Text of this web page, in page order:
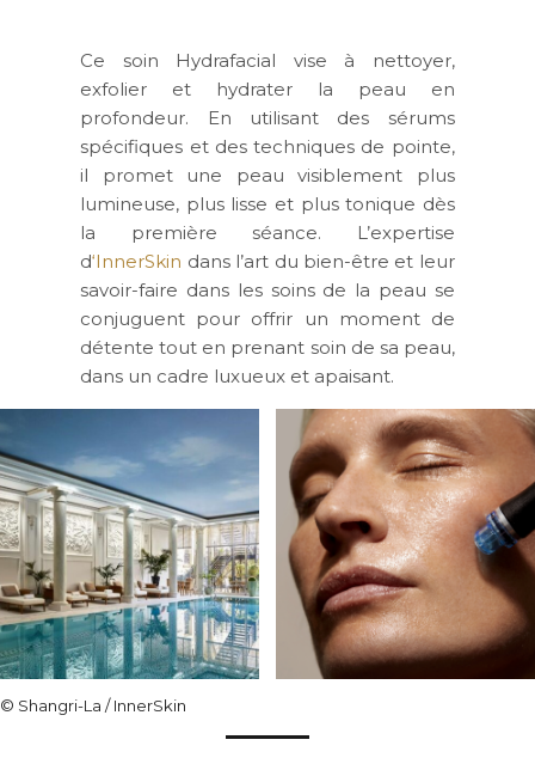
Ce soin Hydrafacial vise à nettoyer,
exfolier et hydrater la peau en
profondeur. En utilisant des sérums
spécifiques et des techniques de pointe,
il promet une peau visiblement plus
lumineuse, plus lisse et plus tonique dès
la première séance. L’expertise
d‘InnerSkin dans l’art du bien-être et leur
savoir-faire dans les soins de la peau se
conjuguent pour offrir un moment de
détente tout en prenant soin de sa peau,
dans un cadre luxueux et apaisant.
© Shangri-La / InnerSkin